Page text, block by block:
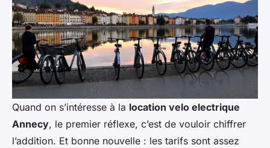
Quand on s’intéresse à la location velo electrique
Annecy, le premier réflexe, c’est de vouloir chiffrer
l’addition. Et bonne nouvelle : les tarifs sont assez